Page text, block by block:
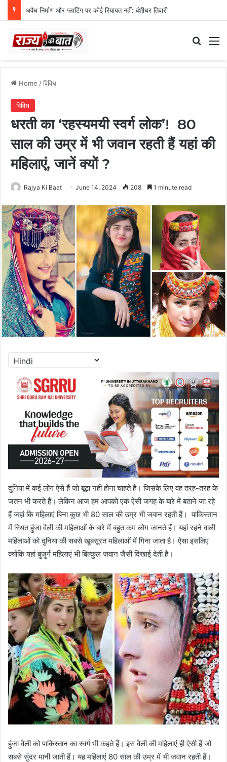
अवैध निर्माण और प्लाटिंग पर कोई रियायत नहीं: बंशीधर तिवारी
Home /विविध
विविध
धरती का ‘रहस्यमयी स्वर्ग लोक’! 80
साल की उम्र में भी जवान रहती हैं यहां की
महिलाएं, जानें क्यों ?
Rajya Ki Baat June 14, 2024 208 1 minute read
दुनिया में कई लोग ऐसे हैं जो बूढ़ा नहीं होना चाहते हैं। जिसके लिए वह तरह-तरह के
जतन भी करते हैं। लेकिन आज हम आपको एक ऐसी जगह के बारे में बताने जा रहे
हैं जहां कि महिलाएं बिना कुछ भी 80 साल की उम्र भी जवान रहती हैं। पाकिस्तान
में स्थित हुंजा वैली की महिलाओं के बारे में बहुत कम लोग जानते हैं। यहां रहने वाली
महिलाओं को दुनिया की सबसे खूबसूरत महिलाओं में गिना जाता है। ऐसा इसलिए
क्योंकि यहां बुजुर्ग महिलाएं भी बिल्कुल जवान जैसी दिखाई देती है।
हुंजा वैली को पाकिस्तान का स्वर्ग भी कहते हैं। इस वैली की महिलाएं ही ऐसी हैं जो
सबसे सुंदर मानी जाती हैं। यह महिलाएं 80 साल की उम्र में भी जवान रहती हैं।